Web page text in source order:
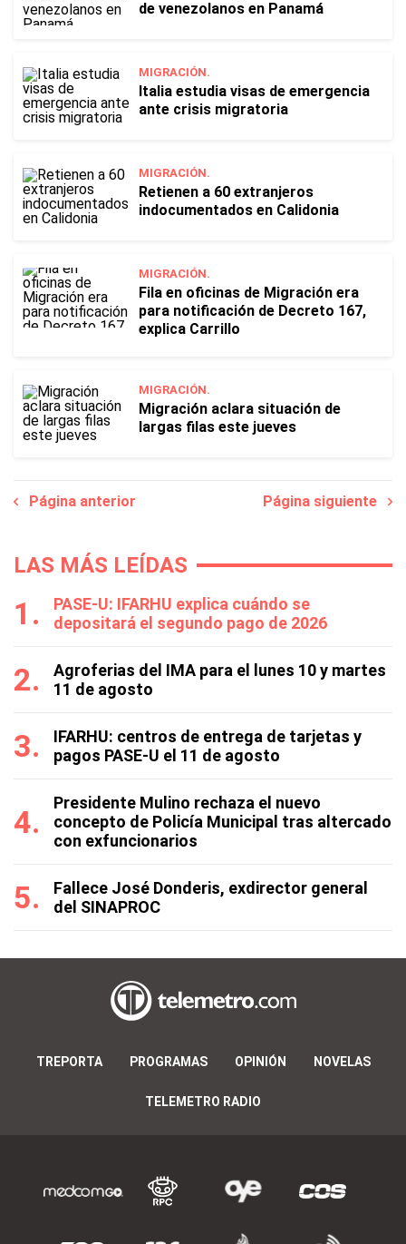
de venezolanos en Panamá
MIGRACIÓN.
Italia estudia visas de emergencia
ante crisis migratoria
MIGRACIÓN.
Retienen a 60 extranjeros
indocumentados en Calidonia
MIGRACIÓN.
Fila en oficinas de Migración era
para notificación de Decreto 167,
explica Carrillo
MIGRACIÓN.
Migración aclara situación de
largas filas este jueves
Página anterior Página siguiente
LAS MÁS LEÍDAS
PASE-U: IFARHU explica cuándo se
depositará el segundo pago de 2026
Agroferias del IMA para el lunes 10 y martes
11 de agosto
IFARHU: centros de entrega de tarjetas y
pagos PASE-U el 11 de agosto
Presidente Mulino rechaza el nuevo
concepto de Policía Municipal tras altercado
con exfuncionarios
Fallece José Donderis, exdirector general
del SINAPROC
TREPORTA PROGRAMAS OPINIÓN NOVELAS
TELEMETRO RADIO